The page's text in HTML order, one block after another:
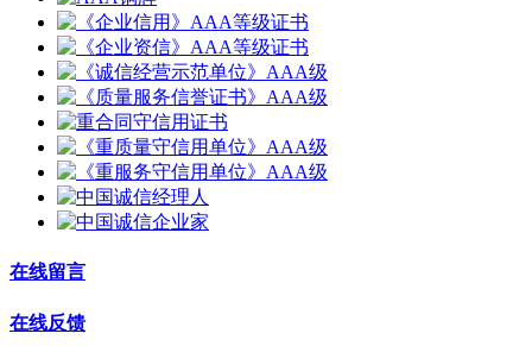
在线留言
在线反馈